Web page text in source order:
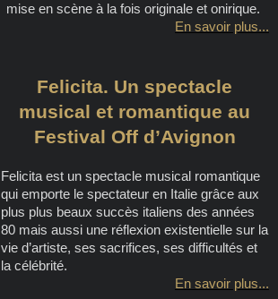
mise en scène à la fois originale et onirique.
En savoir plus...
Felicita. Un spectacle
musical et romantique au
Festival Off d’Avignon
Felicita est un spectacle musical romantique
qui emporte le spectateur en Italie grâce aux
plus plus beaux succès italiens des années
80 mais aussi une réflexion existentielle sur la
vie d’artiste, ses sacrifices, ses difficultés et
la célébrité.
En savoir plus...